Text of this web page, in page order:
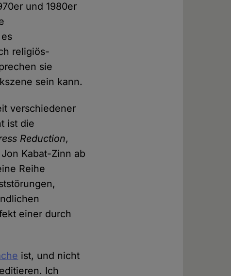
und 1980er
religiös-
sie
sein kann.
verschiedener
ist die
Reduction,
Kabat-Zinn ab
Reihe
einer durch
ist, und nicht
Ich